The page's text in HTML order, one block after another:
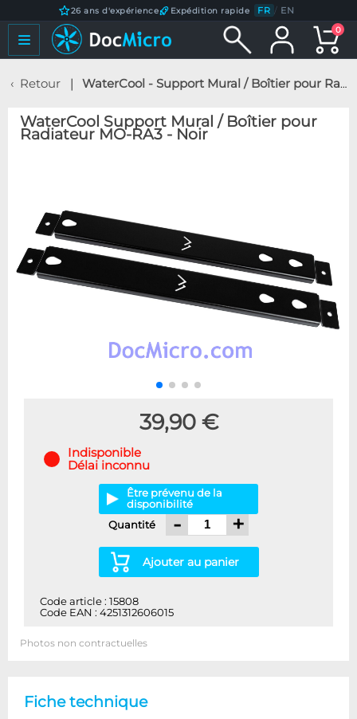
26 ans d'expérience Expédition rapide FR / EN
0
Retour WaterCool - Support Mural / Boîtier pour Radiateur MO-RA3 - Noir
WaterCool Support Mural / Boîtier pour
Radiateur MO-RA3 - Noir
39,90 €
Indisponible
Délai inconnu
Être prévenu de la
disponibilité
Quantité
- +
Ajouter au panier
Code article : 15808
Code EAN : 4251312606015
Photos non contractuelles
Fiche technique